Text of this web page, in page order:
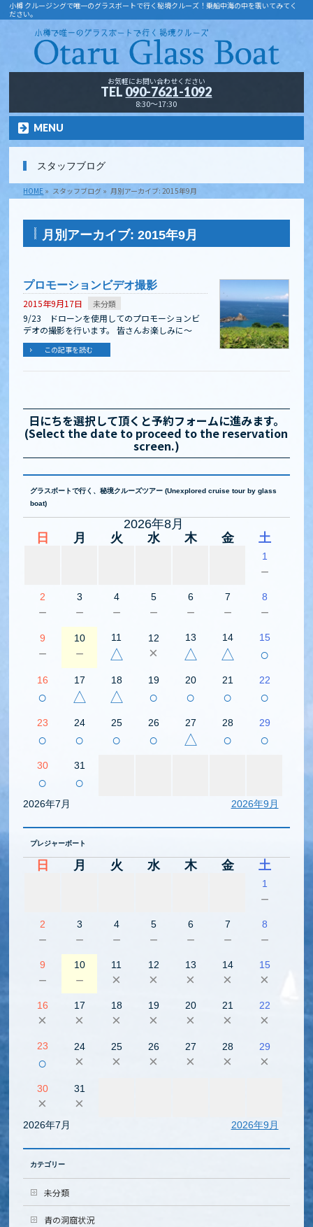
小樽 クルージングで唯一のグラスボートで行く秘境クルーズ！乗船中海の中を覗いてみてく
ださい。
お気軽にお問い合わせください
TEL 090-7621-1092
8:30～17:30
MENU
スタッフブログ
HOME » スタッフブログ » 月別アーカイブ: 2015年9月
月別アーカイブ: 2015年9月
プロモーションビデオ撮影
2015年9月17日
未分類
9/23 ドローンを使用してのプロモーションビ
デオの撮影を行います。 皆さんお楽しみに～
この記事を読む
日にちを選択して頂くと予約フォームに進みます。
(Select the date to proceed to the reservation
screen.)
グラスボートで行く、秘境クルーズツアー (Unexplored cruise tour by glass
boat)
2026年8月
日
月 火 水 木 金 土
1
－
2
－
3
－
4
－
5
－
6
－
7
－
8
－
9
－
10
－
11
△
12
×
13
△
14
△
15
○
16
○
17
△
18
△
19
○
20
○
21
○
22
○
23
○
24
○
25
○
26
○
27
△
28
○
29
○
30
○
31
○
2026年7月 2026年9月
プレジャーボート
日 月 火 水 木 金 土
1
－
2
－
3
－
4
－
5
－
6
－
7
－
8
－
9
－
10
－
11
×
12
×
13
×
14
×
15
×
16
×
17
×
18
×
19
×
20
×
21
×
22
×
23
○
24
×
25
×
26
×
27
×
28
×
29
×
30
×
31
×
2026年7月 2026年9月
カテゴリー
未分類
青の洞窟状況